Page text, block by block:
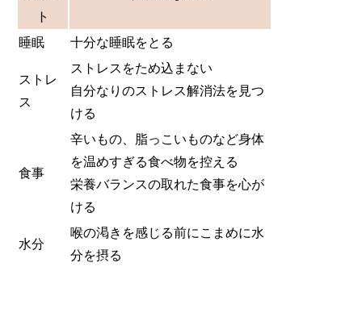
ト
睡眠 十分な睡眠をとる
ストレ
ス
ストレスをため込まない
自分なりのストレス解消法を見つ
ける
食事
辛いもの、脂っこいものなど身体
を温めすぎる食べ物を控える
栄養バランスの取れた食事を心が
ける
水分
喉の渇きを感じる前にこまめに水
分を摂る